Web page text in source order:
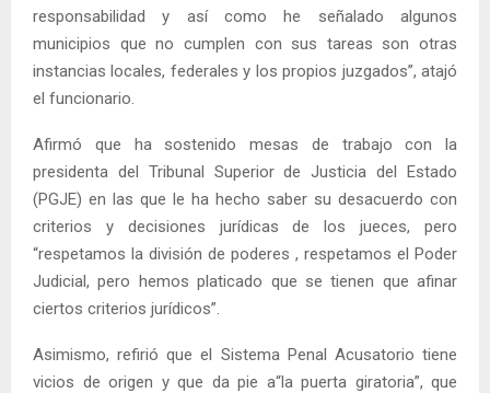
responsabilidad y así como he señalado algunos
municipios que no cumplen con sus tareas son otras
instancias locales, federales y los propios juzgados”, atajó
el funcionario.
Afirmó que ha sostenido mesas de trabajo con la
presidenta del Tribunal Superior de Justicia del Estado
(PGJE) en las que le ha hecho saber su desacuerdo con
criterios y decisiones jurídicas de los jueces, pero
“respetamos la división de poderes , respetamos el Poder
Judicial, pero hemos platicado que se tienen que afinar
ciertos criterios jurídicos”.
Asimismo, refirió que el Sistema Penal Acusatorio tiene
vicios de origen y que da pie a“la puerta giratoria”, que